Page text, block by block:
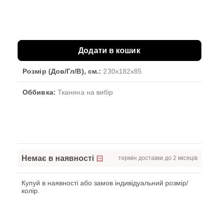
Розмір (Дов/Гл/В), см.: 230x182x85
Оббивка: Тканина на вибір
Немає в наявності термін доставки до 2 місяців
Купуй в наявності або замов індивідуальний розмір/
колір.
Додати в кошик